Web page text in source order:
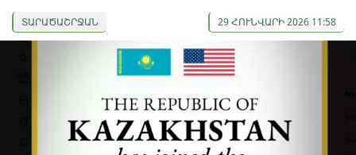
ՏԱՐԱԾԱՇՐՋԱՆ 29 ՀՈՒՆՎԱՐԻ 2026 11:58